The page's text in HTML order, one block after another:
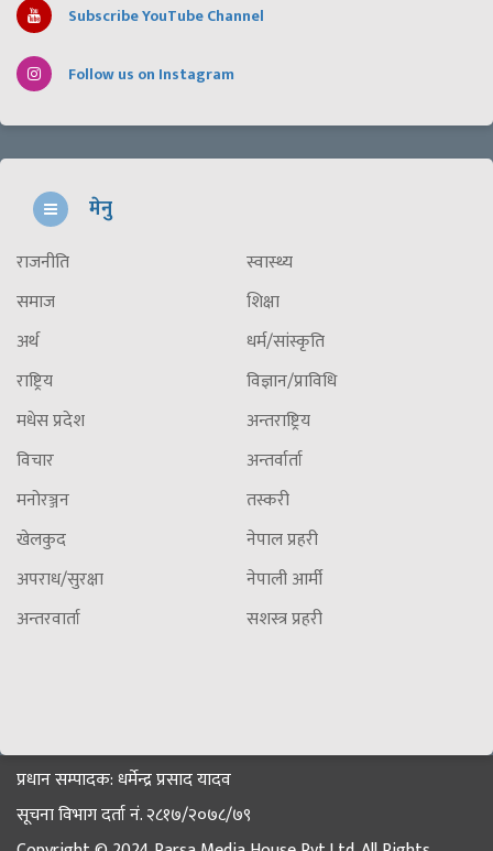
Subscribe YouTube Channel
Follow us on Instagram
मेनु
राजनीति
समाज
अर्थ
राष्ट्रिय
मधेस प्रदेश
विचार
मनोरञ्जन
खेलकुद
अपराध/सुरक्षा
अन्तरवार्ता
स्वास्थ्य
शिक्षा
धर्म/सांस्कृति
विज्ञान/प्राविधि
अन्तराष्ट्रिय
अन्तर्वार्ता
तस्करी
नेपाल प्रहरी
नेपाली आर्मी
सशस्त्र प्रहरी
प्रधान सम्पादक: धर्मेन्द्र प्रसाद यादव
सूचना विभाग दर्ता नं. २८१७/२०७८/७९